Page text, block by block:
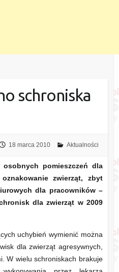
schroniska
18 marca 2010 Aktualności
osobnych pomieszczeń dla
zwierząt, zbyt
dla pracowników –
dla zwierząt w 2009
uchybień wymienić można
dla zwierząt agresywnych,
W wielu schroniskach brakuje